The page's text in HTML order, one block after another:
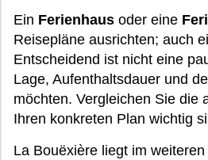
Ein Ferienhaus oder eine
Reisepläne ausrichten; auch
Entscheidend ist nicht eine
Lage, Aufenthaltsdauer und
möchten. Vergleichen Sie die
Ihren konkreten Plan wichtig
La Bouëxière liegt im